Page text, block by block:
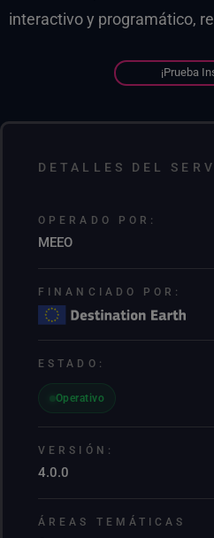
interactivo y programático,
¡Prueba
DETALLES DEL
OPERADO POR:
MEEO
FINANCIADO POR:
ESTADO:
Operativo
VERSIÓN:
4.0.0
ÁREAS TEMÁTICAS